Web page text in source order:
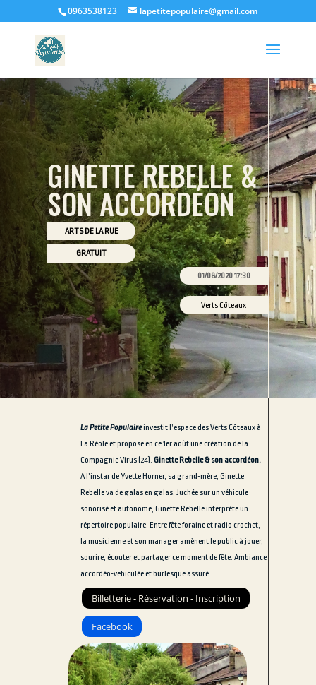
0963538123 lapetitepopulaire@gmail.com
GINETTE REBELLE &
SON ACCORDÉON
ARTS DE LA RUE
GRATUIT
01/08/2020 17:30
Verts Côteaux
La Petite Populaireinvestit l’espace des Verts Côteaux à
La Réole et propose en ce 1er août une création de la
Compagnie Virus (24).Ginette Rebelle & son accordéon.
A l’instar de Yvette Horner, sa grand-mère, Ginette
Rebelle va de galas en galas. Juchée sur un véhicule
sonorisé et autonome, Ginette Rebelle interprète un
répertoire populaire. Entre fête foraine et radio crochet,
la musicienne et son manager amènent le public à jouer,
sourire, écouter et partager ce moment de fête. Ambiance
accordéo-vehiculée et burlesque assuré.
Billetterie - Réservation - Inscription
Facebook